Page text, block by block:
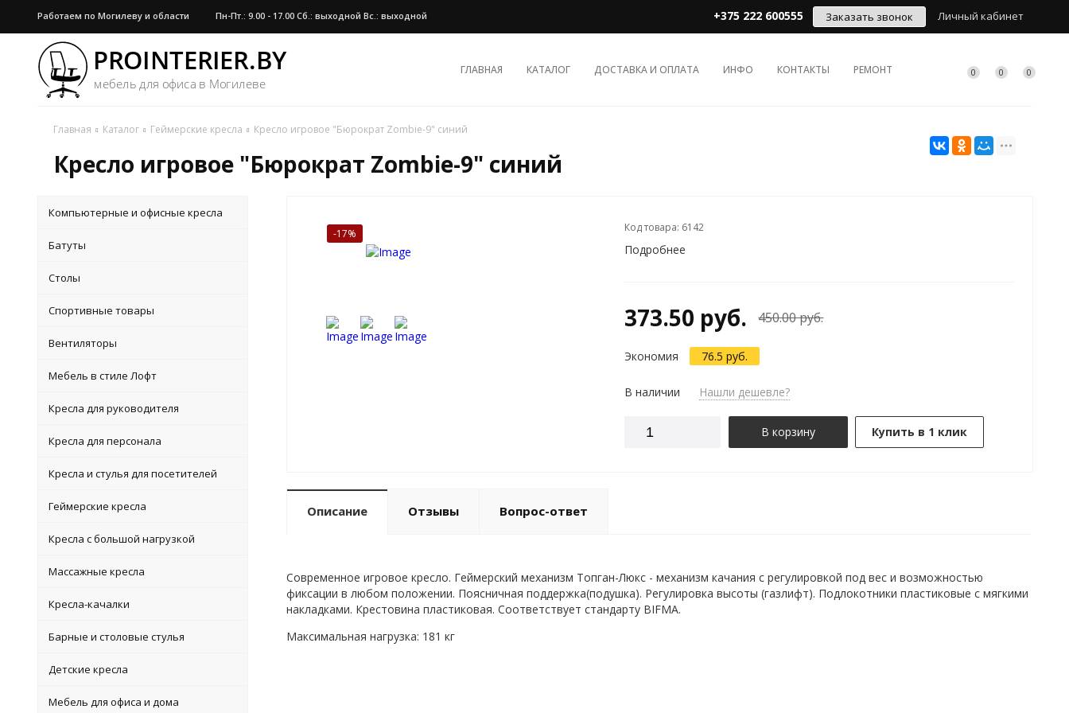
Работаем по Могилеву и области Пн-Пт.: 9.00 - 17.00 Сб.: выходной Вс.: выходной Личный кабинет
Заказать звонок
+375 222 600555
ГЛАВНАЯ КАТАЛОГ ДОСТАВКА И ОПЛАТА ИНФО КОНТАКТЫ РЕМОНТ 0 0 0
Главная Каталог Геймерские кресла Кресло игровое "Бюрократ Zombie-9" синий
Кресло игровое "Бюрократ Zombie-9" синий
Компьютерные и офисные кресла
Батуты
Столы
Спортивные товары
Вентиляторы
Мебель в стиле Лофт
Кресла для руководителя
Кресла для персонала
Кресла и стулья для посетителей
Геймерские кресла
Кресла с большой нагрузкой
Массажные кресла
Кресла-качалки
Барные и столовые стулья
Детские кресла
Мебель для офиса и дома
-17% Код товара: 6142
Подробнее
373.50 руб. 450.00 руб.
Экономия 76.5 руб.
В наличии Нашли дешевле?
В корзину Купить в 1 клик
Описание Отзывы Вопрос-ответ
Современное игровое кресло. Геймерский механизм Топган-Люкс - механизм качания с регулировкой под вес и возможностью
фиксации в любом положении. Поясничная поддержка(подушка). Регулировка высоты (газлифт). Подлокотники пластиковые с мягкими
накладками. Крестовина пластиковая. Соответствует стандарту BIFMA.
Максимальная нагрузка: 181 кг